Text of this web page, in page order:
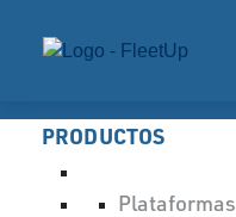
PRODUCTOS
Plataformas